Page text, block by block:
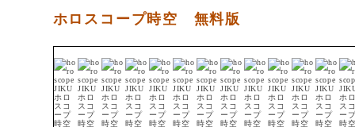
ホロスコープ時空 無料版